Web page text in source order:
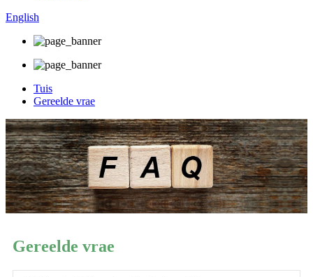
English
Tuis
Gereelde vrae
Gereelde vrae